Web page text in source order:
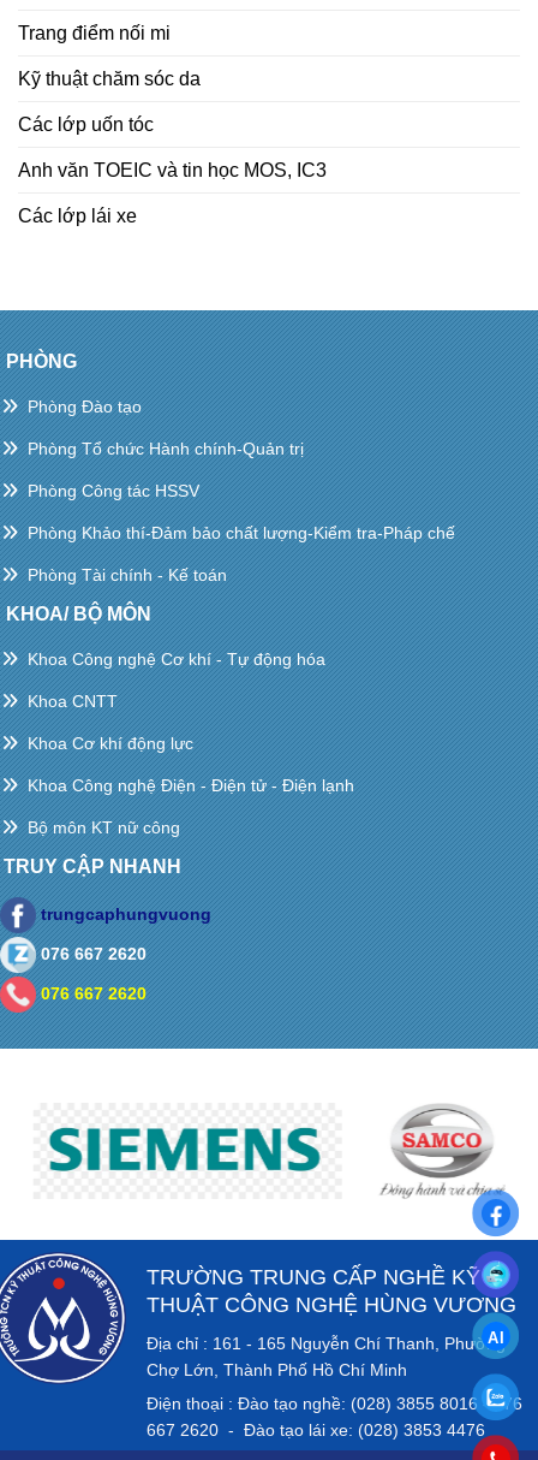
Trang điểm nối mi
Kỹ thuật chăm sóc da
Các lớp uốn tóc
Anh văn TOEIC và tin học MOS, IC3
Các lớp lái xe
PHÒNG
Phòng Đào tạo
Phòng Tổ chức Hành chính-Quản trị
Phòng Công tác HSSV
Phòng Khảo thí-Đảm bảo chất lượng-Kiểm tra-Pháp chế
Phòng Tài chính - Kế toán
KHOA/ BỘ MÔN
Khoa Công nghệ Cơ khí - Tự động hóa
Khoa CNTT
Khoa Cơ khí động lực
Khoa Công nghệ Điện - Điện tử - Điện lạnh
Bộ môn KT nữ công
TRUY CẬP NHANH
trungcaphungvuong
076 667 2620
076 667 2620
TRƯỜNG TRUNG CẤP NGHỀ KỸ
THUẬT CÔNG NGHỆ HÙNG VƯƠNG
Địa chỉ : 161 - 165 Nguyễn Chí Thanh, Phường
Chợ Lớn, Thành Phố Hồ Chí Minh
Điện thoại : Đào tạo nghề: (028) 3855 8016 - 076
667 2620 - Đào tạo lái xe: (028) 3853 4476